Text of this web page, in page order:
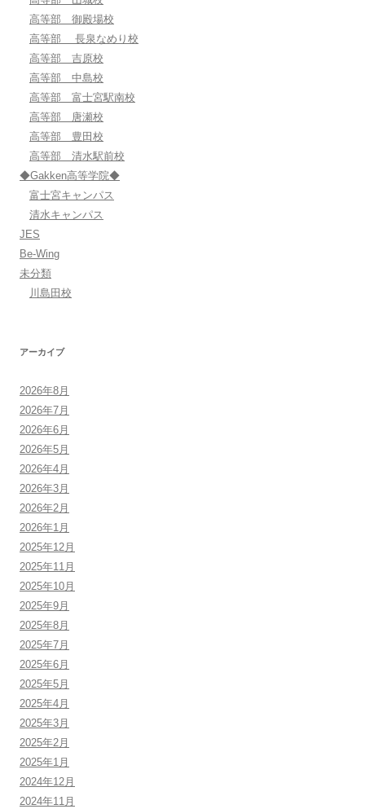
高等部 御殿場校
高等部 長泉なめり校
高等部 吉原校
高等部 中島校
高等部 富士宮駅南校
高等部 唐瀬校
高等部 豊田校
高等部 清水駅前校
◆Gakken高等学院◆
富士宮キャンパス
清水キャンパス
JES
Be-Wing
未分類
川島田校
アーカイブ
2026年8月
2026年7月
2026年6月
2026年5月
2026年4月
2026年3月
2026年2月
2026年1月
2025年12月
2025年11月
2025年10月
2025年9月
2025年8月
2025年7月
2025年6月
2025年5月
2025年4月
2025年3月
2025年2月
2025年1月
2024年12月
2024年11月